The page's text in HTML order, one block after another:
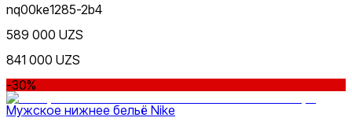
Nike Tashkent Amir Temur
nq00ke1285-2b4
589 000 UZS
841 000 UZS
-30%
Мужское нижнее бельё Nike